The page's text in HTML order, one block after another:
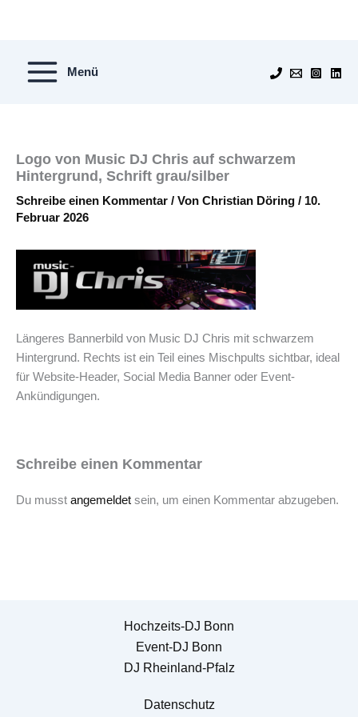
Menü
Logo von Music DJ Chris auf schwarzem
Hintergrund, Schrift grau/silber
Schreibe einen Kommentar / Von Christian Döring / 10.
Februar 2026
Längeres Bannerbild von Music DJ Chris mit schwarzem
Hintergrund. Rechts ist ein Teil eines Mischpults sichtbar, ideal
für Website-Header, Social Media Banner oder Event-
Ankündigungen.
Schreibe einen Kommentar
Du musst angemeldet sein, um einen Kommentar abzugeben.
Hochzeits-DJ Bonn
Event-DJ Bonn
DJ Rheinland-Pfalz
Datenschutz